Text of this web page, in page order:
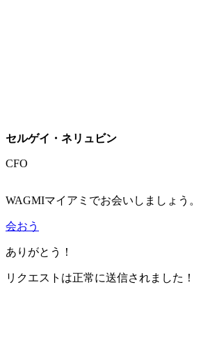
セルゲイ・ネリュビン
CFO
WAGMIマイアミでお会いしましょう。
会おう
ありがとう！
リクエストは正常に送信されました！